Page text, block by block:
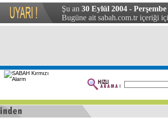
Şu an 30 Eylül 2004 - Perşembe
Bugüne ait sabah.com.tr içeriği